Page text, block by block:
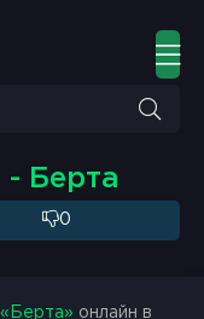
- Берта
0
«Берта» онлайн в